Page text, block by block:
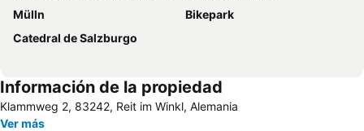
Mülln
Bikepark
Catedral de Salzburgo
Información de la propiedad
Klammweg 2, 83242, Reit im Winkl, Alemania
Ver más